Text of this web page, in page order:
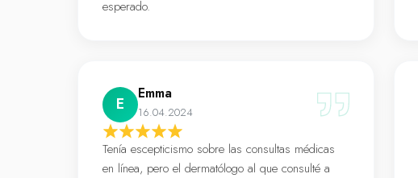
esperado.
E
Emma
16.04.2024
Tenía escepticismo sobre las consultas médicas
en línea, pero el dermatólogo al que consulté a